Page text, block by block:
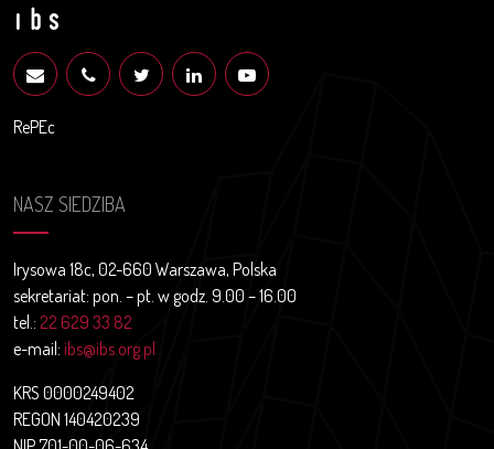
RePEc
NASZ SIEDZIBA
Irysowa 18c, 02-660 Warszawa, Polska
sekretariat: pon. – pt. w godz. 9.00 – 16.00
tel.: 22 629 33 82
e-mail: ibs@ibs.org.pl
KRS 0000249402
REGON 140420239